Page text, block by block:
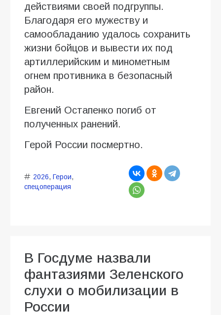
действиями своей подгруппы.
Благодаря его мужеству и
самообладанию удалось сохранить
жизни бойцов и вывести их под
артиллерийским и минометным
огнем противника в безопасный
район.
Евгений Остапенко погиб от
полученных ранений.
Герой России посмертно.
2026, Герои,
спецоперация
В Госдуме назвали
фантазиями Зеленского
слухи о мобилизации в
России